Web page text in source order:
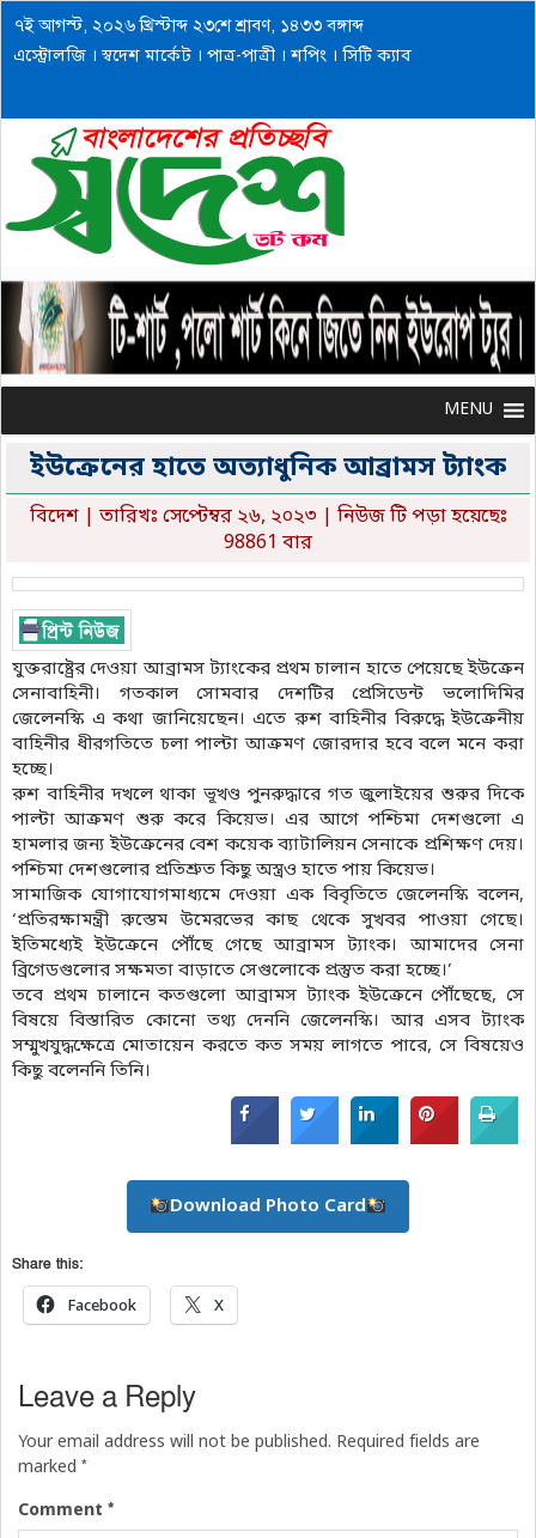
৭ই আগস্ট, ২০২৬ খ্রিস্টাব্দ ২৩শে শ্রাবণ, ১৪৩৩ বঙ্গাব্দ
এস্ট্রোলজি । স্বদেশ মার্কেট । পাত্র-পাত্রী । শপিং । সিটি ক্যাব
MENU
MENU
ইউক্রেনের হাতে অত্যাধুনিক আব্রামস ট্যাংক
বিদেশ| তারিখঃ সেপ্টেম্বর ২৬, ২০২৩ | নিউজ টি পড়া হয়েছেঃ
98861 বার
যুক্তরাষ্ট্রের দেওয়া আব্রামস ট্যাংকের প্রথম চালান হাতে পেয়েছে ইউক্রেন
সেনাবাহিনী। গতকাল সোমবার দেশটির প্রেসিডেন্ট ভলোদিমির
জেলেনস্কি এ কথা জানিয়েছেন। এতে রুশ বাহিনীর বিরুদ্ধে ইউক্রেনীয়
বাহিনীর ধীরগতিতে চলা পাল্টা আক্রমণ জোরদার হবে বলে মনে করা
হচ্ছে।
রুশ বাহিনীর দখলে থাকা ভূখণ্ড পুনরুদ্ধারে গত জুলাইয়ের শুরুর দিকে
পাল্টা আক্রমণ শুরু করে কিয়েভ। এর আগে পশ্চিমা দেশগুলো এ
হামলার জন্য ইউক্রেনের বেশ কয়েক ব্যাটালিয়ন সেনাকে প্রশিক্ষণ দেয়।
পশ্চিমা দেশগুলোর প্রতিশ্রুত কিছু অস্ত্রও হাতে পায় কিয়েভ।
সামাজিক যোগাযোগমাধ্যমে দেওয়া এক বিবৃতিতে জেলেনস্কি বলেন,
‘প্রতিরক্ষামন্ত্রী রুস্তেম উমেরভের কাছ থেকে সুখবর পাওয়া গেছে।
ইতিমধ্যেই ইউক্রেনে পৌঁছে গেছে আব্রামস ট্যাংক। আমাদের সেনা
ব্রিগেডগুলোর সক্ষমতা বাড়াতে সেগুলোকে প্রস্তুত করা হচ্ছে।’
তবে প্রথম চালানে কতগুলো আব্রামস ট্যাংক ইউক্রেনে পৌঁছেছে, সে
বিষয়ে বিস্তারিত কোনো তথ্য দেননি জেলেনস্কি। আর এসব ট্যাংক
সম্মুখযুদ্ধক্ষেত্রে মোতায়েন করতে কত সময় লাগতে পারে, সে বিষয়েও
কিছু বলেননি তিনি।
Download Photo Card
Share this:
Facebook X
Leave a Reply
Your email address will not be published. Required fields are
marked *
Comment *